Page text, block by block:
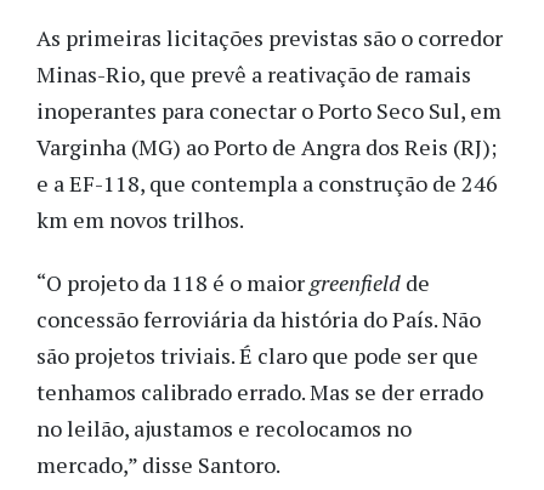
As primeiras licitações previstas são o corredor
Minas-Rio, que prevê a reativação de ramais
inoperantes para conectar o Porto Seco Sul, em
Varginha (MG) ao Porto de Angra dos Reis (RJ);
e a EF-118, que contempla a construção de 246
km em novos trilhos.
“O projeto da 118 é o maior greenfield de
concessão ferroviária da história do País. Não
são projetos triviais. É claro que pode ser que
tenhamos calibrado errado. Mas se der errado
no leilão, ajustamos e recolocamos no
mercado,” disse Santoro.